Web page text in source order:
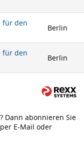
für den
Berlin
für den
Berlin
Dann abonnieren Sie
E-Mail oder